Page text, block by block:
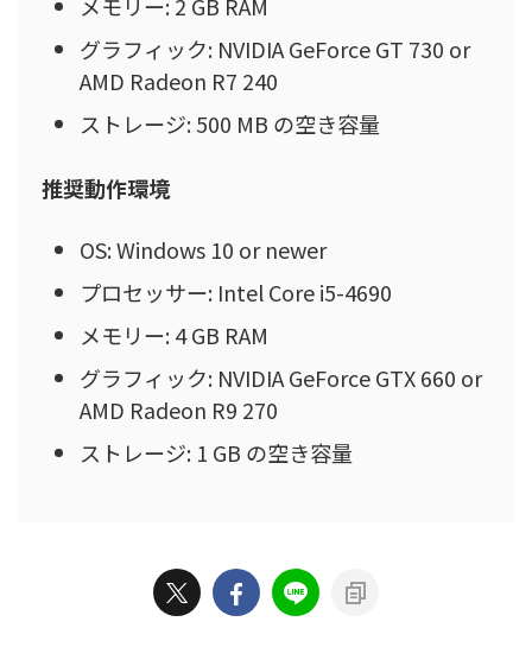
グラフィック: NVIDIA GeForce GT 730 or
AMD Radeon R7 240
ストレージ: 500 MB の空き容量
推奨動作環境
OS: Windows 10 or newer
プロセッサー: Intel Core i5-4690
メモリー: 4 GB RAM
グラフィック: NVIDIA GeForce GTX 660 or
AMD Radeon R9 270
ストレージ: 1 GB の空き容量